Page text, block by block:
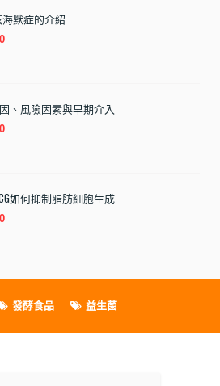
默症的介紹
、風險因素與早期介入
如何抑制脂肪細胞生成
發酵食品 益生菌